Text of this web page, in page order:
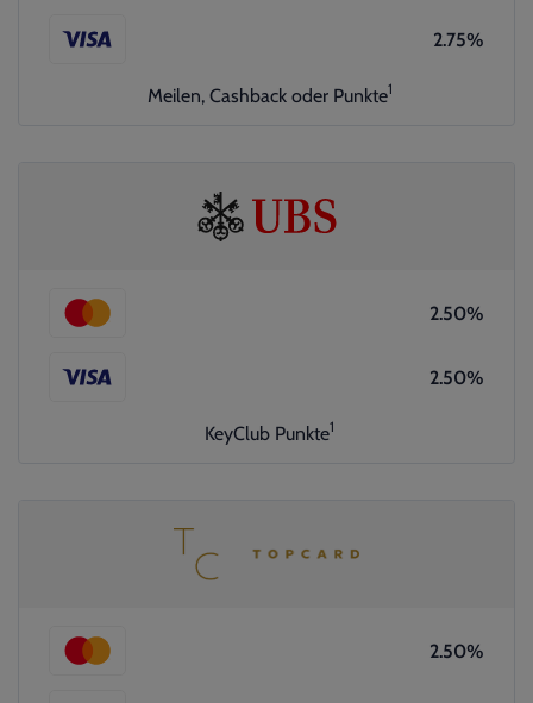
2.75%
Meilen, Cashback oder Punkte1
2.50%
2.50%
KeyClub Punkte1
2.50%